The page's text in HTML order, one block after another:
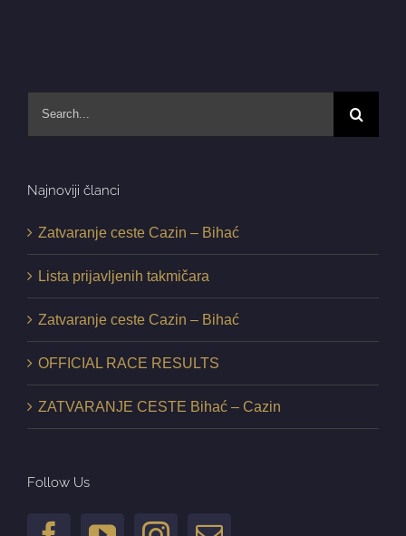
Najnoviji članci
Zatvaranje ceste Cazin – Bihać
Lista prijavljenih takmičara
Zatvaranje ceste Cazin – Bihać
OFFICIAL RACE RESULTS
ZATVARANJE CESTE Bihać – Cazin
Follow Us